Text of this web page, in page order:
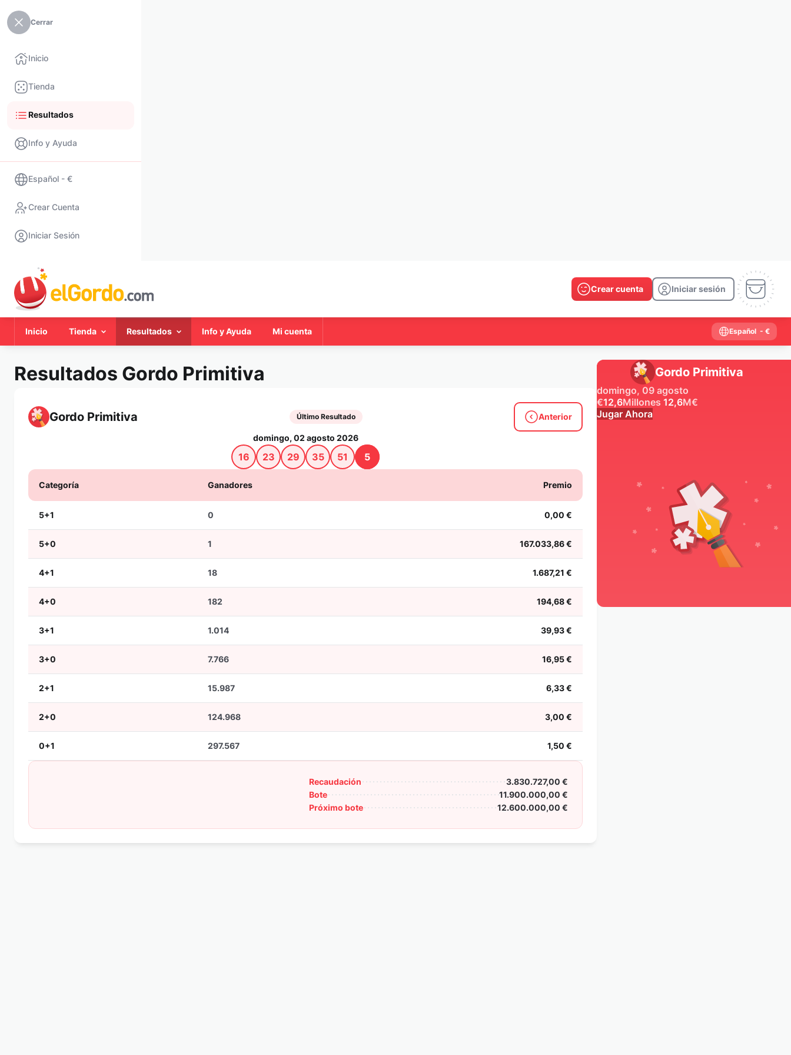
Cerrar
Inicio
Tienda
Resultados
Info y Ayuda
Español - €
Crear Cuenta
Iniciar Sesión
Crear cuenta Iniciar sesión
Inicio Tienda Resultados Info y Ayuda Mi cuenta Español - €
Resultados Gordo Primitiva
Gordo Primitiva Último Resultado Anterior
domingo, 02 agosto 2026
16 23 29 35 51 5
Categoría Ganadores Premio
5+1 0 0,00 €
5+0 1 167.033,86 €
4+1 18 1.687,21 €
4+0 182 194,68 €
3+1 1.014 39,93 €
3+0 7.766 16,95 €
2+1 15.987 6,33 €
2+0 124.968 3,00 €
0+1 297.567 1,50 €
Recaudación
3.830.727,00 €
Bote
11.900.000,00 €
Próximo bote
12.600.000,00 €
Gordo Primitiva
domingo, 09 agosto
€12,6Millones 12,6M€
Jugar Ahora
2025 2023
2021
2018 2017 2016
2013 2012 2011 2010
2009
2006 2005